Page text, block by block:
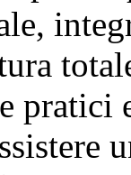
pratici